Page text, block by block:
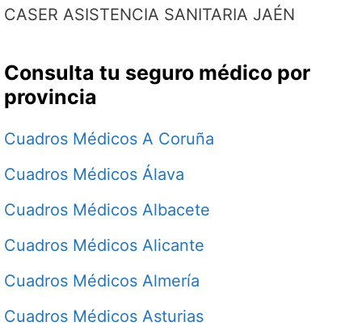
CASER ASISTENCIA SANITARIA JAÉN
Consulta tu seguro médico por
provincia
Cuadros Médicos A Coruña
Cuadros Médicos Álava
Cuadros Médicos Albacete
Cuadros Médicos Alicante
Cuadros Médicos Almería
Cuadros Médicos Asturias